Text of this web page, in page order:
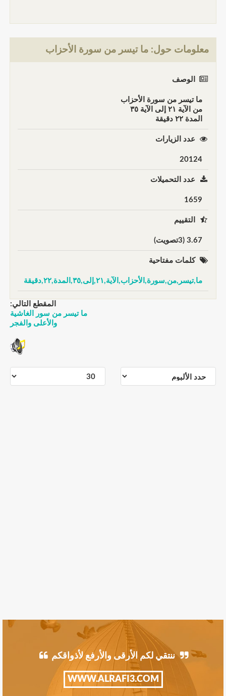
معلومات حول: ما تيسر من سورة الأحزاب
الوصف
ما تيسر من سورة الأحزاب
من الآية ٢١ إلى الآية ٣٥
المدة ٢٢ دقيقة
عدد الزيارات
20124
عدد التحميلات
1659
التقييم
3.67 (3تصويت)
كلمات مفتاحية
ما,تيسر,من,سورة,الأحزاب,الآية,٢١,إلى,٣٥,المدة,٢٢,دقيقة
المقطع التالي:
ما تيسر من سور الغاشية
والأعلى والفجر
ننتقي لكم الأرقى والأرفع لأذواقكم
WWW.ALRAFI3.COM